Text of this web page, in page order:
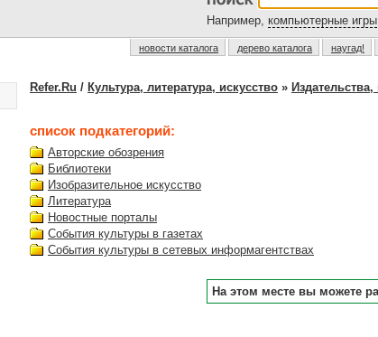
Например, компьютерные игры
новости каталога дерево каталога наугад!
Refer.Ru / Культура, литература, искусство »
список подкатегорий:
Авторские обозрения
Библиотеки
Изобразительное искусство
Литература
Новостные порталы
События культуры в газетах
События культуры в сетевых информагентствах
На этом месте вы можете